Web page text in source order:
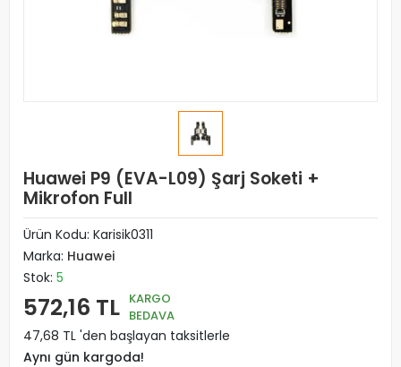
Huawei P9 (EVA-L09) Şarj Soketi +
Mikrofon Full
Ürün Kodu: Karisik0311
Marka: Huawei
Stok: 5
572,16 TL KARGO
BEDAVA
47,68 TL 'den başlayan taksitlerle
Aynı gün kargoda!